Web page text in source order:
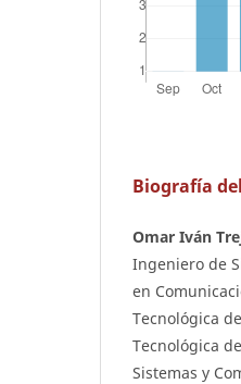
Biografía
Omar Iván
Ingeniero de
en
Tecnológica
Tecnológica
Sistemas y